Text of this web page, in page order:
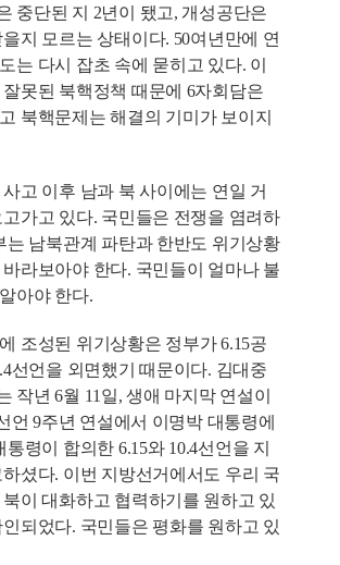
중단된 지 2년이 됐고, 개성공단은
지 모르는 상태이다. 50여년만에 연
는 다시 잡초 속에 묻히고 있다. 이
못된 북핵정책 때문에 6자회담은
북핵문제는 해결의 기미가 보이지
고 이후 남과 북 사이에는 연일 거
가고 있다. 국민들은 전쟁을 염려하
는 남북관계 파탄과 한반도 위기상황
라보아야 한다. 국민들이 얼마나 불
아야 한다.
조성된 위기상황은 정부가 6.15공
선언을 외면했기 때문이다. 김대중
작년 6월 11일, 생애 마지막 연설이
언 9주년 연설에서 이명박 대통령에
통령이 합의한 6.15와 10.4선언을 지
셨다. 이번 지방선거에서도 우리 국
이 대화하고 협력하기를 원하고 있
되었다. 국민들은 평화를 원하고 있